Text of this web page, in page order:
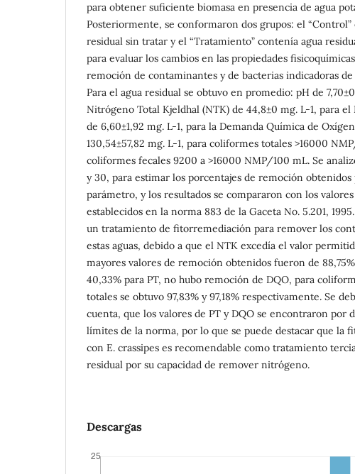
para obtener suficiente biomasa en presencia de agua
Posteriormente, se conformaron dos grupos: el “Control”
residual sin tratar y el “Tratamiento” contenía agua
para evaluar los cambios en las propiedades
remoción de contaminantes y de bacterias indicadoras
Para el agua residual se obtuvo en promedio: pH de
Nitrógeno Total Kjeldhal (NTK) de 44,8±0 mg. L-1, para el
de 6,60±1,92 mg. L-1, para la Demanda Química de
130,54±57,82 mg. L-1, para coliformes totales >16000
coliformes fecales 9200 a >16000 NMP/100 mL. Se
y 30, para estimar los porcentajes de remoción obtenidos
parámetro, y los resultados se compararon con los
establecidos en la norma 883 de la Gaceta No. 5.201,
un tratamiento de fitorremediación para remover los
estas aguas, debido a que el NTK excedía el valor
mayores valores de remoción obtenidos fueron de
40,33% para PT, no hubo remoción de DQO, para
totales se obtuvo 97,83% y 97,18% respectivamente. Se
cuenta, que los valores de PT y DQO se encontraron por
límites de la norma, por lo que se puede destacar que la
con E. crassipes es recomendable como tratamiento
residual por su capacidad de remover nitrógeno.
Descargas